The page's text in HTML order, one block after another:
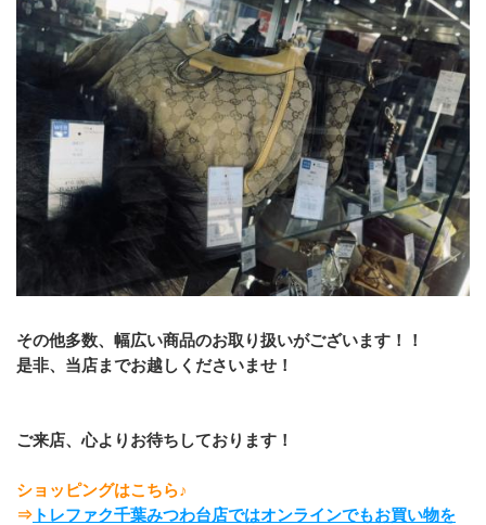
その他多数、幅広い商品のお取り扱いがございます！！
是非、当店までお越しくださいませ！
ご来店、心よりお待ちしております！
ショッピングはこちら♪
⇒ トレファク千葉みつわ台店ではオンラインでもお買い物を